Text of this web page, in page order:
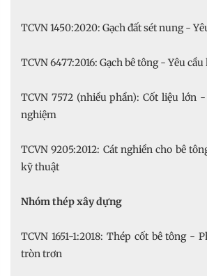
TCVN 1450:2020: Gạch đất sét nung -
TCVN 6477:2016: Gạch bê tông - Yêu
TCVN 7572 (nhiều phần): Cốt liệu lớn
nghiệm
TCVN 9205:2012: Cát nghiền cho bê
kỹ thuật
Nhóm thép xây dựng
TCVN 1651-1:2018: Thép cốt bê tông -
tròn trơn